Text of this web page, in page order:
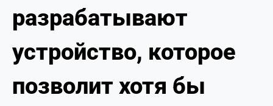
ФТУ
НОВОСТИ
ДОКУМЕНТЫ
разрабатывают
устройство, которое
позволит хотя бы